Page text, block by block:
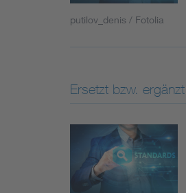
putilov_denis / Fotolia
Ersetzt bzw. ergänzt: